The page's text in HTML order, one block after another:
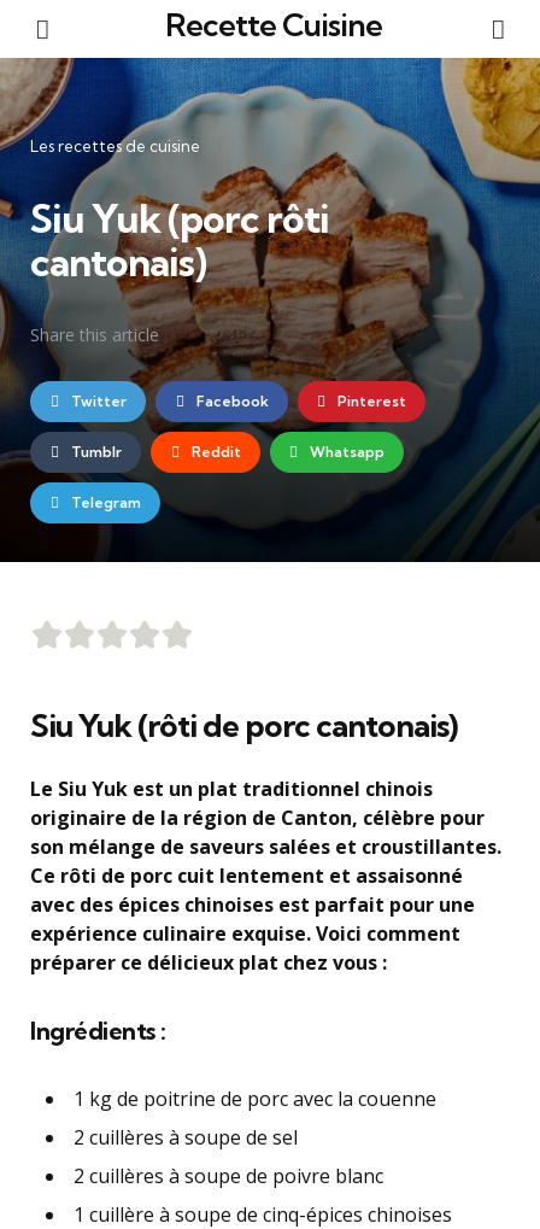
Recette Cuisine
Catégories
Les recettes de cuisine
Siu Yuk (porc rôti
cantonais)
Share this article
Twitter Facebook Pinterest
Tumblr Reddit Whatsapp
Telegram
Siu Yuk (rôti de porc cantonais)
Le Siu Yuk est un plat traditionnel chinois
originaire de la région de Canton, célèbre pour
son mélange de saveurs salées et croustillantes.
Ce rôti de porc cuit lentement et assaisonné
avec des épices chinoises est parfait pour une
expérience culinaire exquise. Voici comment
préparer ce délicieux plat chez vous :
Ingrédients :
1 kg de poitrine de porc avec la couenne
2 cuillères à soupe de sel
2 cuillères à soupe de poivre blanc
1 cuillère à soupe de cinq-épices chinoises